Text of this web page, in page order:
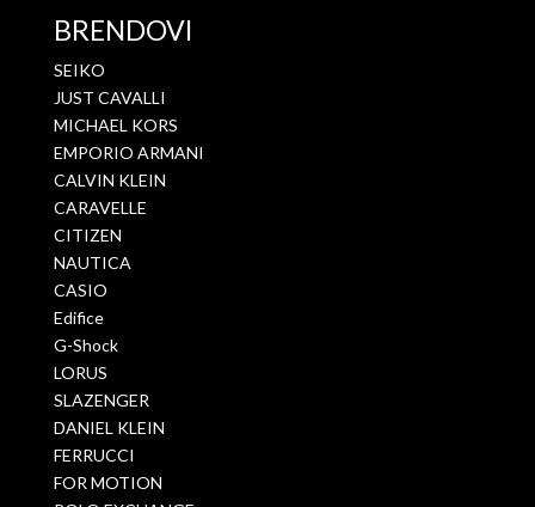
BRENDOVI
SEIKO
JUST CAVALLI
MICHAEL KORS
EMPORIO ARMANI
CALVIN KLEIN
CARAVELLE
CITIZEN
NAUTICA
CASIO
Edifice
G-Shock
LORUS
SLAZENGER
DANIEL KLEIN
FERRUCCI
FOR MOTION